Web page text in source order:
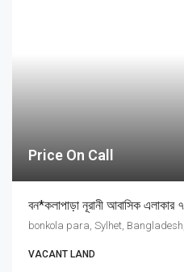
Price On Call
VACANT LAND